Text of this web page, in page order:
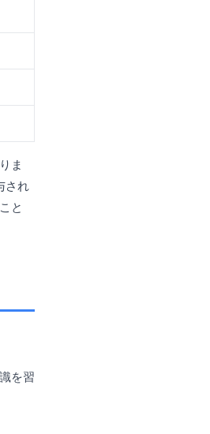
ま
され
と
を習